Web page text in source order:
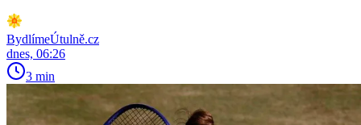
BydlímeÚtulně.cz
dnes, 06:26
3 min